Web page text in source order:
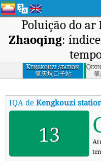
Poluição do ar
Zhaoqing:
Kengkouzi station,
Zhaoqing
肇庆坑口子站
IQA deKengkouzi
13